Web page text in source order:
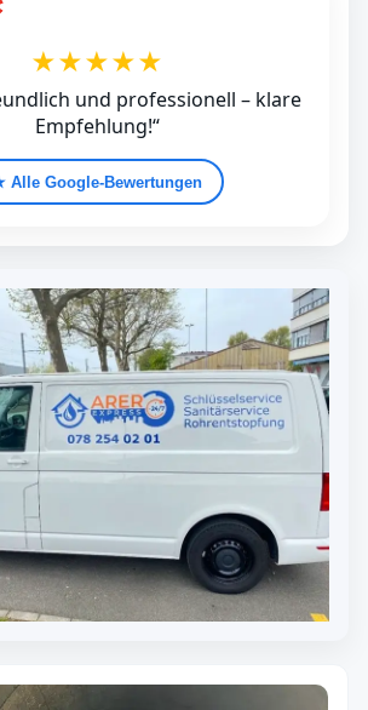
★★★★★
und professionell – klare
Empfehlung!“
Alle Google‑Bewertungen